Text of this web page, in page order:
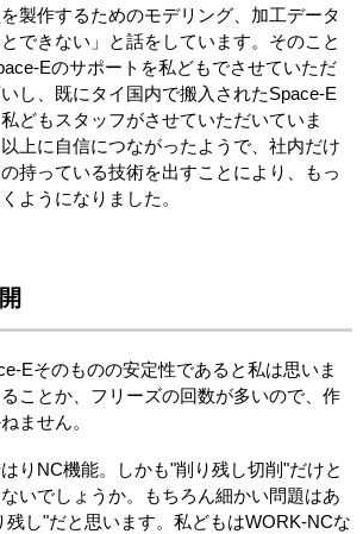
製作するためのモデリング、加工データ
できない」と話をしています。そのこと
Eのサポートを私どもでさせていただ
し、既にタイ国内で搬入されたSpace-E
どもスタッフがさせていただいていま
上に自信につながったようで、社内だけ
持っている技術を出すことにより、もっ
ようになりました。
Eそのものの安定性であると私は思いま
ことか、フリーズの回数が多いので、作
ません。
りNC機能。しかも"削り残し切削"だけと
いでしょうか。もちろん細かい問題はあ
残し"だと思います。私どもはWORK-NCな